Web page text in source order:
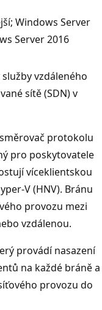
Windows Server
Server 2016
vzdáleného
sítě (SDN) v
protokolu
pro poskytovatele
víceklientskou
V (HNV). Bránu
provozu mezi
vzdálenou.
provádí nasazení
na každé bráně a
provozu do